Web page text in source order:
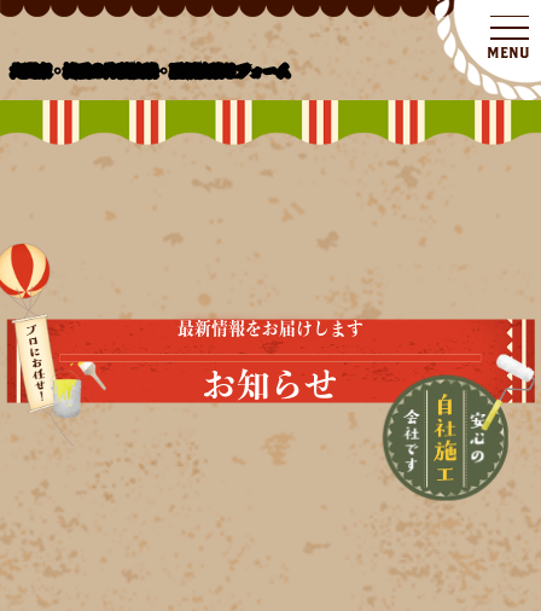
北関東・埼玉の外壁塗装・屋根塗装リフォーム
最新情報をお届けします
お知らせ